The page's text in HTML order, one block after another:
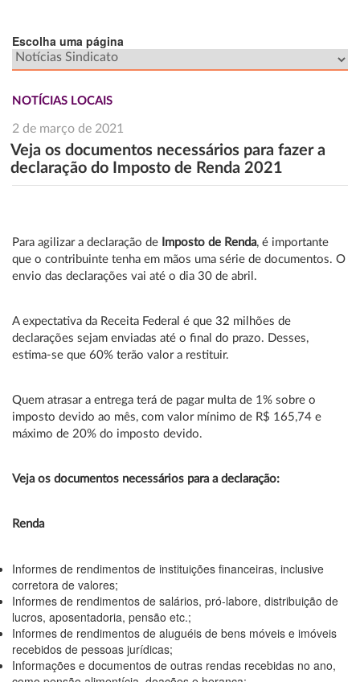
Escolha uma página
NOTÍCIAS LOCAIS
2 de março de 2021
Veja os documentos necessários para fazer a
declaração do Imposto de Renda 2021
Para agilizar a declaração de Imposto de Renda, é importante
que o contribuinte tenha em mãos uma série de documentos. O
envio das declarações vai até o dia 30 de abril.
A expectativa da Receita Federal é que 32 milhões de
declarações sejam enviadas até o final do prazo. Desses,
estima-se que 60% terão valor a restituir.
Quem atrasar a entrega terá de pagar multa de 1% sobre o
imposto devido ao mês, com valor mínimo de R$ 165,74 e
máximo de 20% do imposto devido.
Veja os documentos necessários para a declaração:
Renda
Informes de rendimentos de instituições financeiras, inclusive
corretora de valores;
Informes de rendimentos de salários, pró-labore, distribuição de
lucros, aposentadoria, pensão etc.;
Informes de rendimentos de aluguéis de bens móveis e imóveis
recebidos de pessoas jurídicas;
Informações e documentos de outras rendas recebidas no ano,